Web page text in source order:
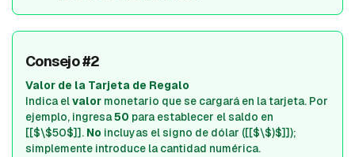
Consejo #2
Valor de la Tarjeta de Regalo
Indica elvalor monetario que se cargará en la tarjeta. Por
ejemplo, ingresa50 para establecer el saldo en
[[$\$50$]]. No incluyas el signo de dólar ([[$\$)$]]);
simplemente introduce la cantidad numérica.